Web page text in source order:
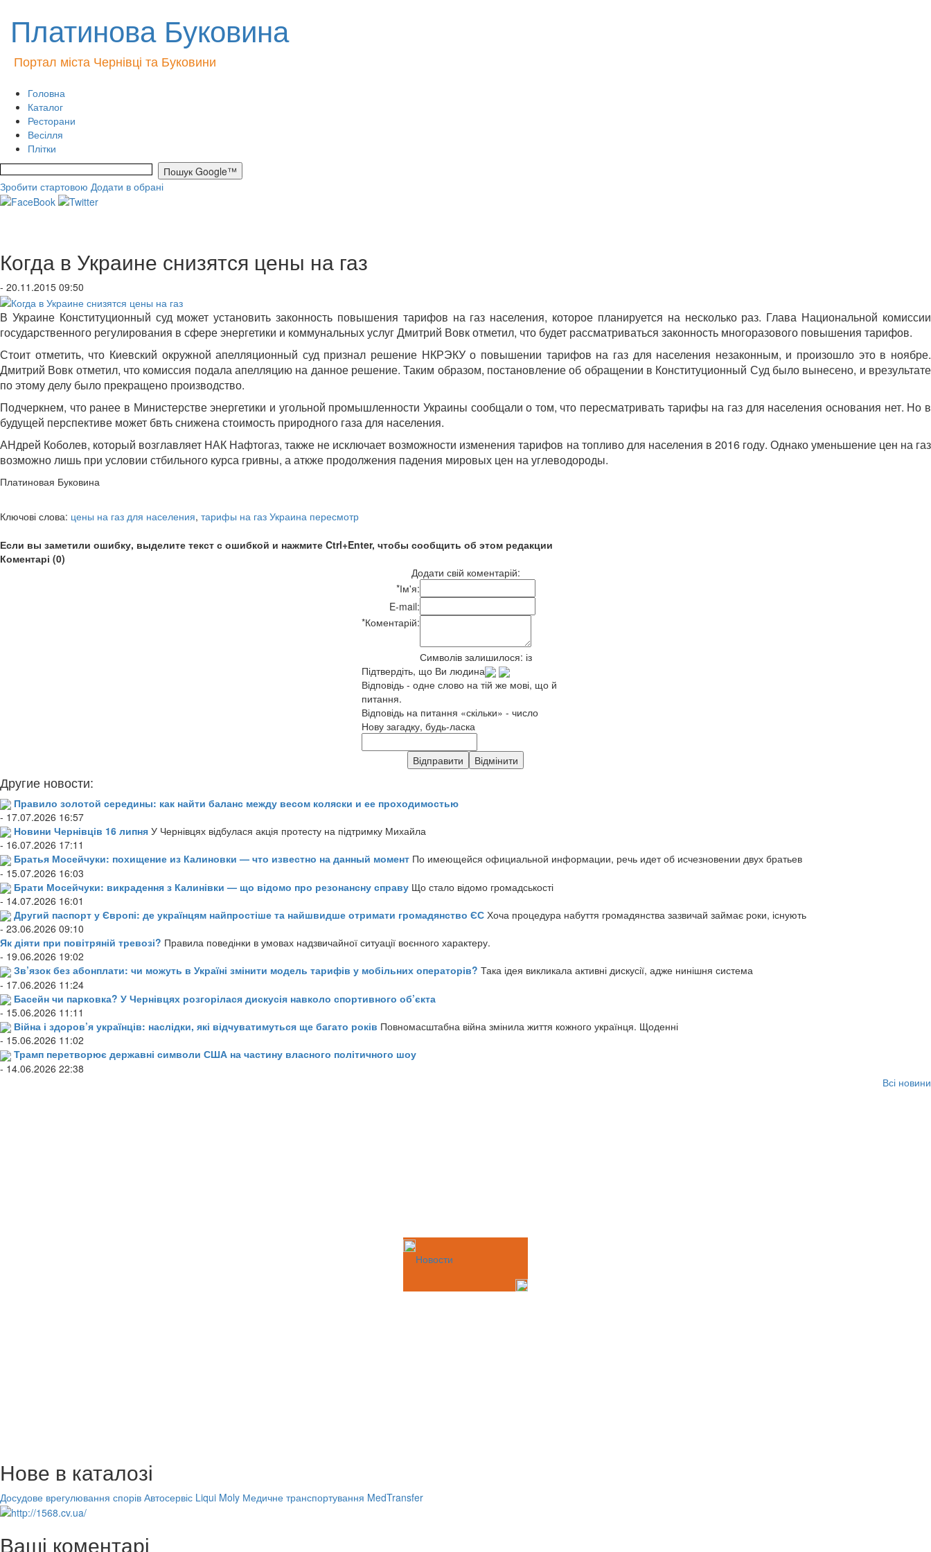
Платинова Буковина
Портал міста Чернівці та Буковини
Головна
Каталог
Ресторани
Весілля
Плітки
Зробити стартовою Додати в обрані
Когда в Украине снизятся цены на газ
- 20.11.2015 09:50
В Украине Конституционный суд может установить законность повышения тарифов на газ населения, которое планируется на несколько раз. Глава Национальной комиссии
государственного регулирования в сфере энергетики и коммунальных услуг Дмитрий Вовк отметил, что будет рассматриваться законность многоразового повышения тарифов.
Стоит отметить, что Киевский окружной апелляционный суд признал решение НКРЭКУ о повышении тарифов на газ для населения незаконным, и произошло это в ноябре.
Дмитрий Вовк отметил, что комиссия подала апелляцию на данное решение. Таким образом, постановление об обращении в Конституционный Суд было вынесено, и врезультате
по этому делу было прекращено производство.
Подчеркнем, что ранее в Министерстве энергетики и угольной промышленности Украины сообщали о том, что пересматривать тарифы на газ для населения основания нет. Но в
будущей перспективе может бвть снижена стоимость природного газа для населения.
АНдрей Коболев, который возглавляет НАК Нафтогаз, также не исключает возможности изменения тарифов на топливо для населения в 2016 году. Однако уменьшение цен на газ
возможно лишь при условии стбильного курса гривны, а аткже продолжения падения мировых цен на углеводороды.
Платиновая Буковина
Ключові слова: цены на газ для населения, тарифы на газ Украина пересмотр
Если вы заметили ошибку, выделите текст с ошибкой и нажмите Ctrl+Enter, чтобы сообщить об этом редакции
Коментарі (0)
Додати свій коментарій:
*Ім'я:
E-mail:
*Коментарій:
Символів залишилося: із
Підтвердіть, що Ви людина
Відповідь - одне слово на тій же мові, що й
питання.
Відповідь на питання «скільки» - число
Нову загадку, будь-ласка
Другие новости:
Правило золотой середины: как найти баланс между весом коляски и ее проходимостью
- 17.07.2026 16:57
Новини Чернівців 16 липня У Чернівцях відбулася акція протесту на підтримку Михайла
- 16.07.2026 17:11
Братья Мосейчуки: похищение из Калиновки — что известно на данный момент По имеющейся официальной информации, речь идет об исчезновении двух братьев
- 15.07.2026 16:03
Брати Мосейчуки: викрадення з Калинівки — що відомо про резонансну справу Що стало відомо громадськості
- 14.07.2026 16:01
Другий паспорт у Європі: де українцям найпростіше та найшвидше отримати громадянство ЄС Хоча процедура набуття громадянства зазвичай займає роки, існують
- 23.06.2026 09:10
Як діяти при повітряній тревозі? Правила поведінки в умовах надзвичайної ситуації воєнного характеру.
- 19.06.2026 19:02
Зв’язок без абонплати: чи можуть в Україні змінити модель тарифів у мобільних операторів? Така ідея викликала активні дискусії, адже нинішня система
- 17.06.2026 11:24
Басейн чи парковка? У Чернівцях розгорілася дискусія навколо спортивного об’єкта
- 15.06.2026 11:11
Війна і здоров’я українців: наслідки, які відчуватимуться ще багато років Повномасштабна війна змінила життя кожного українця. Щоденні
- 15.06.2026 11:02
Трамп перетворює державні символи США на частину власного політичного шоу
- 14.06.2026 22:38
Всі новини
Новости
Нове в каталозі
Досудове врегулювання спорів Автосервіс Liqui Moly Медичне транспортування MedTransfer
Ваші коментарі